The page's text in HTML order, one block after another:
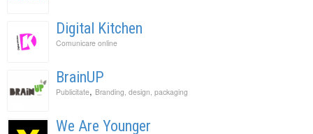
Digital Kitchen
Comunicare online
BrainUP
Publicitate, Branding, design, packaging
We Are Younger